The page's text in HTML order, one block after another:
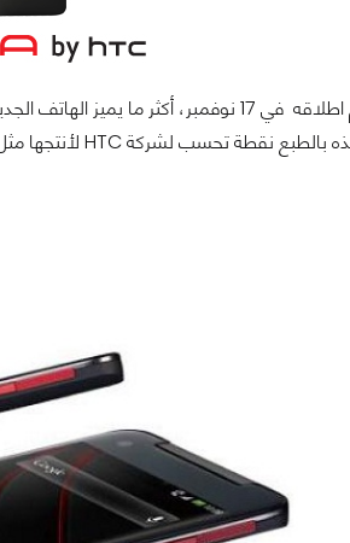
أكثر ما يميز الهاتف الجديد انه يُعد من أوائل الهواتف الداعمة لدقة
بالطبع نقطة تحسب لشركةHTC لأنتجها